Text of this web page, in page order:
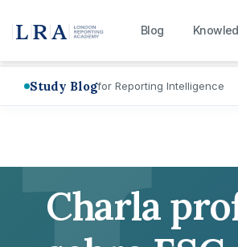
Blog
Study Blogfor Reporting Intelligence
Charla